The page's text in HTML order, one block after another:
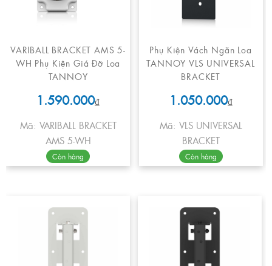
VARIBALL BRACKET AMS 5-
WH Phụ Kiện Giá Đỡ Loa
TANNOY
1.590.000₫
Mã: VARIBALL BRACKET
AMS 5-WH
Còn hàng
Phụ Kiện Vách Ngăn Loa
TANNOY VLS UNIVERSAL
BRACKET
1.050.000₫
Mã: VLS UNIVERSAL
BRACKET
Còn hàng